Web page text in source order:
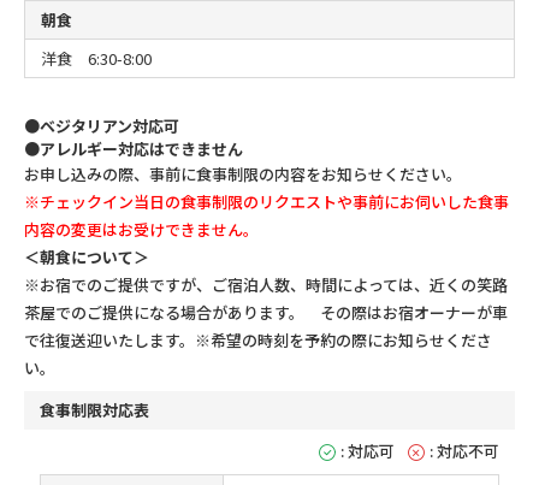
朝食
洋食 6:30-8:00
●ベジタリアン対応可
●アレルギー対応はできません
お申し込みの際、事前に食事制限の内容をお知らせください。
※チェックイン当日の食事制限のリクエストや事前にお伺いした食事
内容の変更はお受けできません。
＜朝食について＞
※お宿でのご提供ですが、ご宿泊人数、時間によっては、近くの笑路
茶屋でのご提供になる場合があります。
その際はお宿オーナーが車
で往復送迎いたします。 ※希望の時刻を予約の際にお知らせくださ
い。
食事制限対応表
: 対応可
: 対応不可